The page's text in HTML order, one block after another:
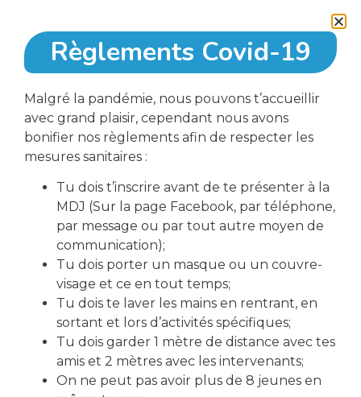
télécharger le formulaire d'inscription
Partager cet événement
Règlements Covid-19
Malgré la pandémie, nous pouvons t’accueillir
avec grand plaisir, cependant nous avons
bonifier nos règlements afin de respecter les
mesures sanitaires :
Tu dois t’inscrire avant de te présenter à la
MDJ (Sur la page Facebook, par téléphone,
par message ou par tout autre moyen de
communication);
Tu dois porter un masque ou un couvre-
visage et ce en tout temps;
Tu dois te laver les mains en rentrant, en
sortant et lors d’activités spécifiques;
Tu dois garder 1 mètre de distance avec tes
amis et 2 mètres avec les intervenants;
On ne peut pas avoir plus de 8 jeunes en